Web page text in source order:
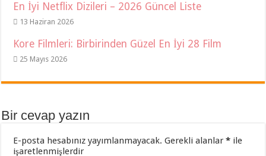
En İyi Netflix Dizileri – 2026 Güncel Liste
13 Haziran 2026
Kore Filmleri: Birbirinden Güzel En İyi 28 Film
25 Mayıs 2026
Bir cevap yazın
E-posta hesabınız yayımlanmayacak. Gerekli alanlar* ile
işaretlenmişlerdir